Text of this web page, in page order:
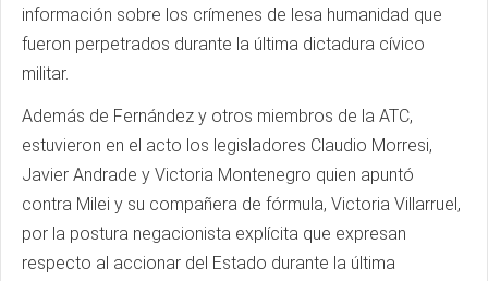
información sobre los crímenes de lesa humanidad que
fueron perpetrados durante la última dictadura cívico
militar.
Además de Fernández y otros miembros de la ATC,
estuvieron en el acto los legisladores Claudio Morresi,
Javier Andrade y Victoria Montenegro quien apuntó
contra Milei y su compañera de fórmula, Victoria Villarruel,
por la postura negacionista explícita que expresan
respecto al accionar del Estado durante la última